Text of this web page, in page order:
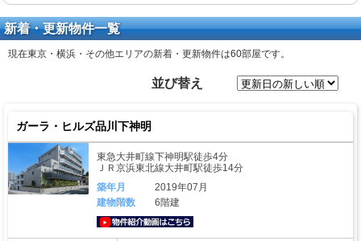
新着・更新物件一覧
現在東京・横浜・その他エリアの新着・更新物件は60部屋です。
並び替え
ガーラ・ヒルズ品川下神明
東急大井町線下神明駅徒歩4分
ＪＲ京浜東北線大井町駅徒歩14分
築年月
2019年07月
建物階数
6階建